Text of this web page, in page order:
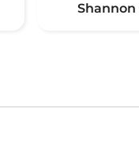
Shannon